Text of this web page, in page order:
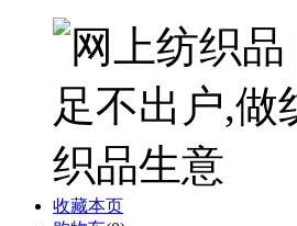
收藏本页